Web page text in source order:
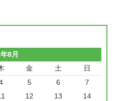
8月
金 土 日
5 6
7
12 13
14